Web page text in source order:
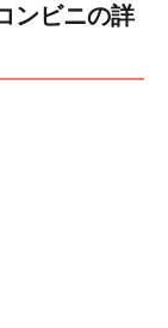
ンビニの詳